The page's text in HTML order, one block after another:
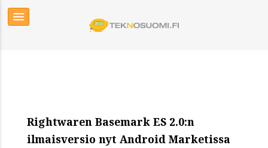
Rightwaren Basemark ES 2.0:n
ilmaisversio nyt Android Marketissa